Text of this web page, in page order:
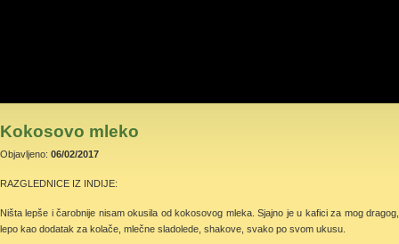
Kokosovo mleko
Objavljeno: 06/02/2017
RAZGLEDNICE IZ INDIJE:
Ništa lepše i čarobnije nisam okusila od kokosovog mleka. Sjajno je u kafici za mog
lepo kao dodatak za kolače, mlečne sladolede, shakove, svako po svom ukusu.